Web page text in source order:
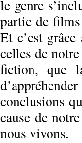
le genre
partie de films
Et c’est
celles de
fiction, que
conclusions
cause de
nous vivons.